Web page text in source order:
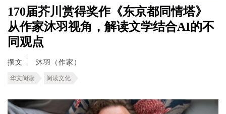
170届芥川赏得奖作《东京都同情塔》
从作家沐羽视角，解读文学结合AI的不
同观点
撰文 沐羽（作家）
华文阅读 阅读文化